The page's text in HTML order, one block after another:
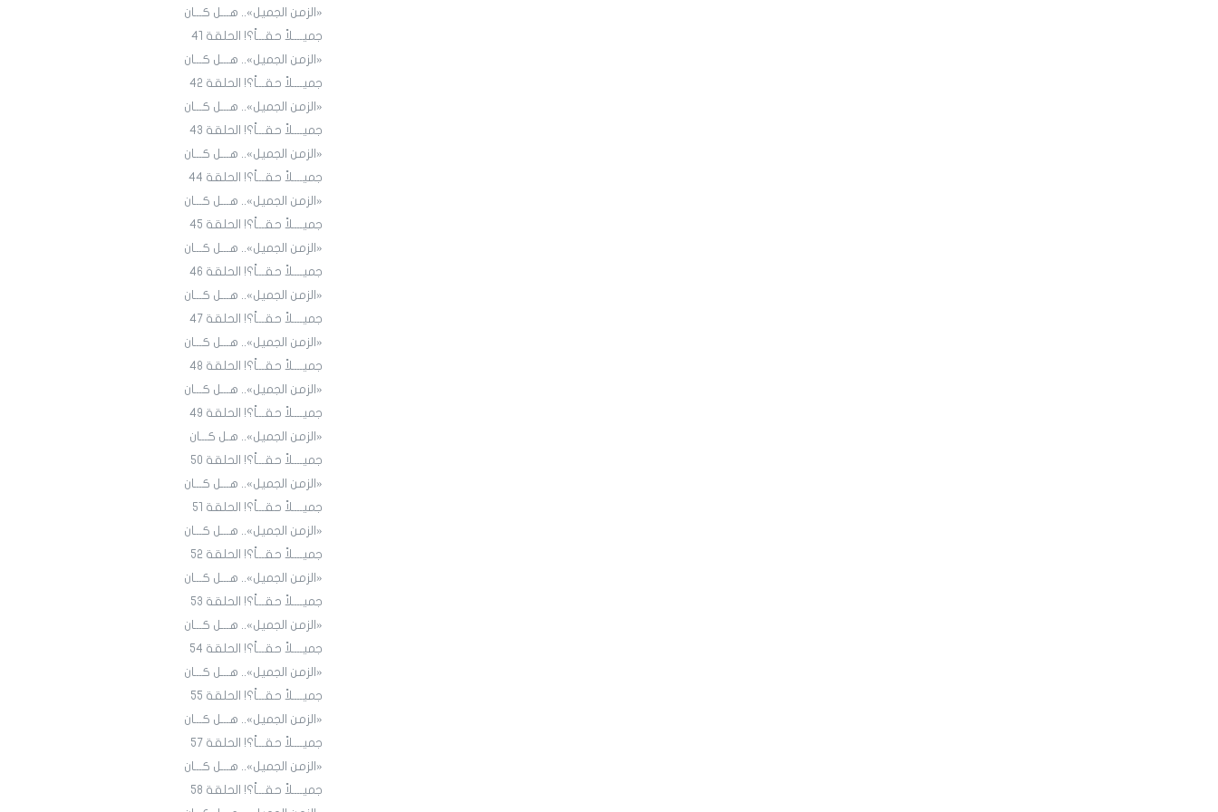
«الزمن الجميل».. هـــل كـــان
جميــــلاً حقـــاً؟! الحلقة 4١
«الزمن الجميل».. هـــل كـــان
جميــــلاً حقـــاً؟! الحلقة 4٢
«الزمن الجميل».. هـــل كـــان
جميــــلاً حقـــاً؟! الحلقة 43
«الزمن الجميل».. هـــل كـــان
جميــــلاً حقـــاً؟! الحلقة 44
«الزمن الجميل».. هـــل كـــان
جميــــلاً حقـــاً؟! الحلقة 45
«الزمن الجميل».. هـــل كـــان
جميــــلاً حقـــاً؟! الحلقة ٤٦
«الزمن الجميل».. هـــل كـــان
جميــــلاً حقـــاً؟! الحلقة ٤7
«الزمن الجميل».. هـــل كـــان
جميــــلاً حقـــاً؟! الحلقة ٤٨
«الزمن الجميل».. هـــل كـــان
جميــــلاً حقـــاً؟! الحلقة ٤9
«الزمن الجميل».. هـل كـــان
جميــــلاً حقـــاً؟! الحلقة ٥٠
«الزمن الجميل».. هـــل كـــان
جميــــلاً حقـــاً؟! الحلقة ٥١
«الزمن الجميل».. هـــل كـــان
جميــــلاً حقـــاً؟! الحلقة 52
«الزمن الجميل».. هـــل كـــان
جميــــلاً حقـــاً؟! الحلقة 53
«الزمن الجميل».. هـــل كـــان
جميــــلاً حقـــاً؟! الحلقة 54
«الزمن الجميل».. هـــل كـــان
جميــــلاً حقـــاً؟! الحلقة 55
«الزمن الجميل».. هـــل كـــان
جميــــلاً حقـــاً؟! الحلقة 57
«الزمن الجميل».. هـــل كـــان
جميــــلاً حقـــاً؟! الحلقة 58